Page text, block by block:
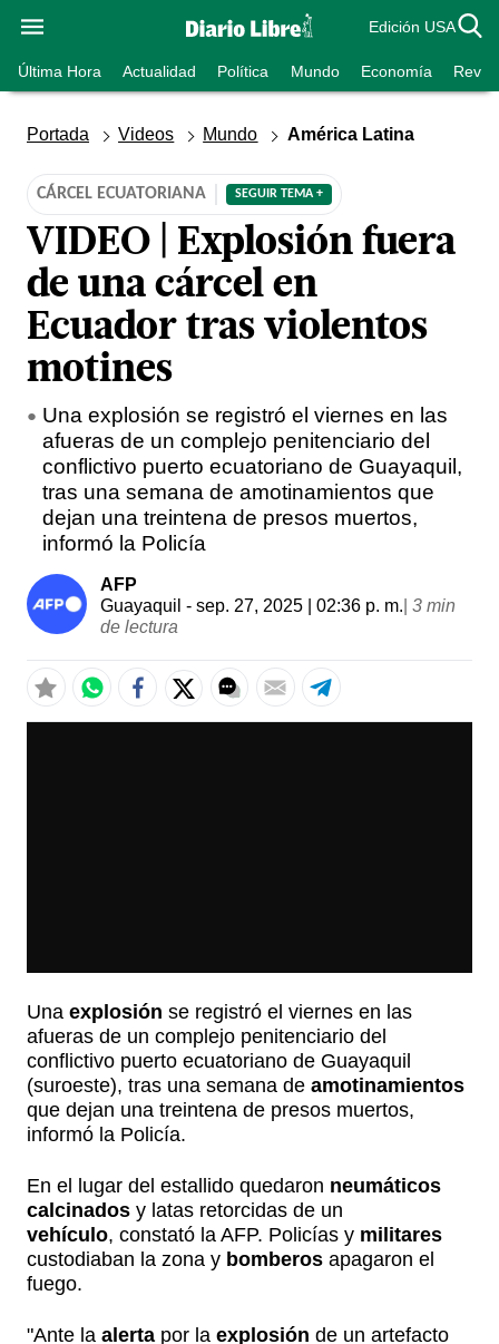
Edición USA
Última Hora Actualidad Política Mundo Economía
Portada Videos Mundo América Latina
CÁRCEL ECUATORIANA SEGUIR TEMA +
VIDEO | Explosión fuera
de una cárcel en
Ecuador tras violentos
motines
Una explosión se registró el viernes en las
afueras de un complejo penitenciario del
conflictivo puerto ecuatoriano de Guayaquil,
tras una semana de amotinamientos que
dejan una treintena de presos muertos,
informó la Policía
AFP
Guayaquil - sep. 27, 2025 | 02:36 p. m. 3 min
de lectura
Una explosión se registró el viernes en las
afueras de un complejo penitenciario del
conflictivo puerto ecuatoriano de Guayaquil
(suroeste), tras una semana de amotinamientos
que dejan una treintena de presos muertos,
informó la Policía.
En el lugar del estallido quedaron neumáticos
calcinados y latas retorcidas de un
vehículo, constató la AFP. Policías y militares
custodiaban la zona y bomberos apagaron el
fuego.
"Ante la alerta por la explosión de un artefacto